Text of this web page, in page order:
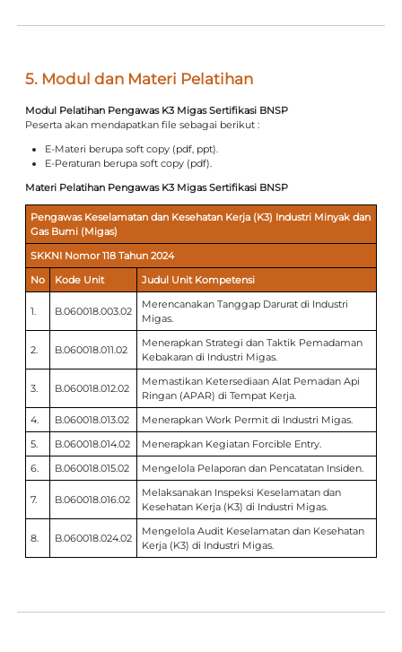
5. Modul dan Materi Pelatihan
Modul Pelatihan Pengawas K3 Migas Sertifikasi BNSP
Peserta akan mendapatkan file sebagai berikut :
E-Materi berupa soft copy (pdf, ppt).
E-Peraturan berupa soft copy (pdf).
Materi Pelatihan Pengawas K3 Migas Sertifikasi BNSP
Pengawas Keselamatan dan Kesehatan Kerja (K3) Industri Minyak dan
Gas Bumi (Migas)
SKKNI Nomor 118 Tahun 2024
No
Kode Unit Judul Unit Kompetensi
1. B.060018.003.02
Merencanakan Tanggap Darurat di Industri
Migas.
2. B.060018.011.02
Menerapkan Strategi dan Taktik Pemadaman
Kebakaran di Industri Migas.
3. B.060018.012.02
Memastikan Ketersediaan Alat Pemadan Api
Ringan (APAR) di Tempat Kerja.
4.
B.060018.013.02
Menerapkan Work Permit di Industri Migas.
5.
B.060018.014.02
Menerapkan Kegiatan Forcible Entry.
6.
B.060018.015.02 Mengelola Pelaporan dan Pencatatan Insiden.
7. B.060018.016.02
Melaksanakan Inspeksi Keselamatan dan
Kesehatan Kerja (K3) di Industri Migas.
8. B.060018.024.02
Mengelola Audit Keselamatan dan Kesehatan
Kerja (K3) di Industri Migas.